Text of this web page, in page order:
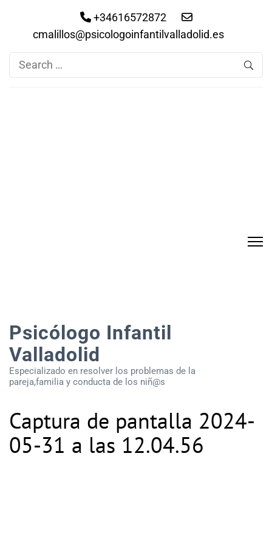
+34616572872
cmalillos@psicologoinfantilvalladolid.es
Search
for:
Psicólogo Infantil
Valladolid
Especializado en resolver los problemas de la
pareja,familia y conducta de los niñ@s
Captura de pantalla 2024-
05-31 a las 12.04.56